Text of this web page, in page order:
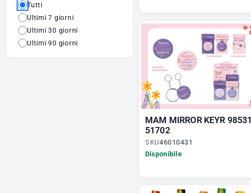
Tutti
Ultimi 7 giorni
Ultimi 30 giorni
Ultimi 90 giorni
MAM MIRROR KEYR 98531
51702
SKU46010431
Disponibile